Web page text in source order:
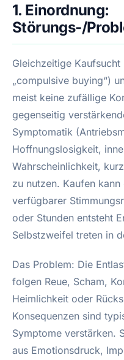
1. Einordnung:
Störungs-/
Gleichzeitige
„compulsive buying“)
meist keine zufällige
gegenseitig
Symptomatik
Hoffnungslosigkeit,
Wahrscheinlichkeit,
zu nutzen. Kaufen
verfügbarer
oder Stunden entsteht
Selbstzweifel treten in
Das Problem: Die
folgen Reue, Scham,
Heimlichkeit oder
Konsequenzen sind
Symptome verstärken.
aus Emotionsdruck,